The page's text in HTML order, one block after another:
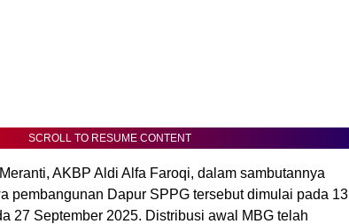
SCROLL TO RESUME CONTENT
AKBP Aldi Alfa Faroqi, dalam sambutannya
pembangunan Dapur SPPG tersebut dimulai pada 13
27 September 2025. Distribusi awal MBG telah